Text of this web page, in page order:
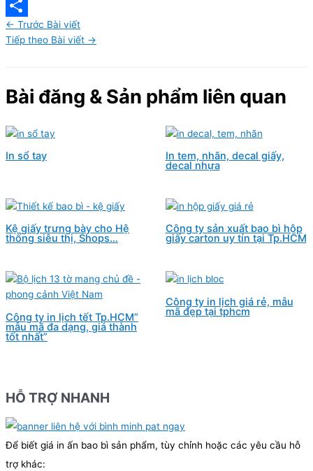
← Trước Bài viết
Tiếp theo Bài viết →
Bài đăng & Sản phẩm liên quan
In sổ tay In tem, nhãn, decal giấy,
decal nhựa
Kệ giấy trưng bày cho Hệ
thống siêu thị, Shops…
Công ty sản xuất bao bì hộp
giấy carton uy tín tại Tp.HCM
Công ty in lịch tết Tp.HCM”
mẫu mã đa dạng, giá thành
tốt nhất”
Công ty in lịch giá rẻ, mẫu
mã đẹp tại tphcm
HỖ TRỢ NHANH
Để biết giá in ấn bao bì sản phẩm, tùy chỉnh hoặc các yêu cầu hỗ
trợ khác: